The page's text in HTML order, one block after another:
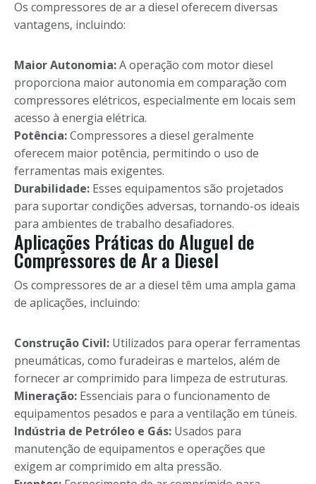
Os compressores de ar a diesel oferecem diversas
vantagens, incluindo:
Maior Autonomia:A operação com motor diesel
proporciona maior autonomia em comparação com
compressores elétricos, especialmente em locais sem
acesso à energia elétrica.
Potência:Compressores a diesel geralmente
oferecem maior potência, permitindo o uso de
ferramentas mais exigentes.
Durabilidade: Esses equipamentos são projetados
para suportar condições adversas, tornando-os ideais
para ambientes de trabalho desafiadores.
Aplicações Práticas do Aluguel de
Compressores de Ar a Diesel
Os compressores de ar a diesel têm uma ampla gama
de aplicações, incluindo:
Construção Civil: Utilizados para operar ferramentas
pneumáticas, como furadeiras e martelos, além de
fornecer ar comprimido para limpeza de estruturas.
Mineração: Essenciais para o funcionamento de
equipamentos pesados e para a ventilação em túneis.
Indústria de Petróleo e Gás: Usados para
manutenção de equipamentos e operações que
exigem ar comprimido em alta pressão.